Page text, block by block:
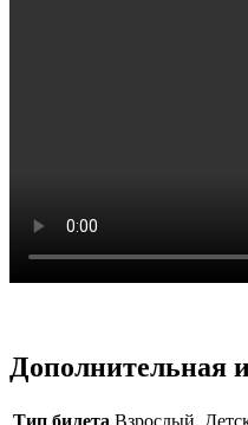
Дополнительная
Тип билета Взрослый,